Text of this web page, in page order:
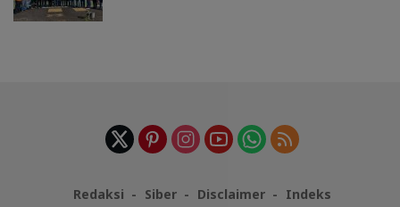
Redaksi Siber Disclaimer Indeks